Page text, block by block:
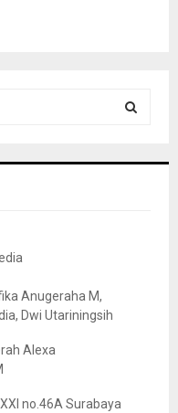
Anugeraha M,
Dwi Utariningsih
Alexa
no.46A Surabaya